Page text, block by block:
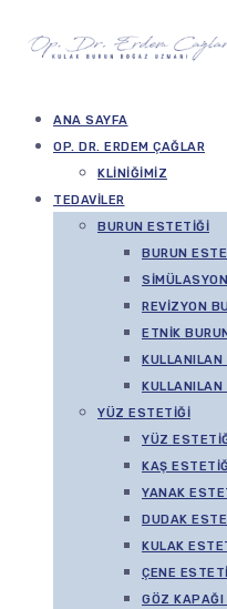
ANA SAYFA
OP. DR. ERDEM ÇAĞLAR
KLINIĞIMIZ
TEDAVILER
BURUN ESTETIĞI
BURUN
REVIZYON
ETNIK
KULLANILAN
KULLANILAN
YÜZ ESTETIĞI
YÜZ
KAŞ
YANAK
DUDAK
KULAK
ÇENE
GÖZ